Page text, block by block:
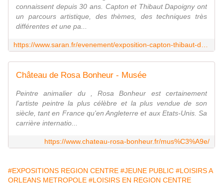
connaissent depuis 30 ans. Capton et Thibaut Dapoigny ont
un parcours artistique, des thèmes, des techniques très
différentes et une pa...
Château de Rosa Bonheur - Musée
Peintre animalier du , Rosa Bonheur est certainement
l'artiste peintre la plus célèbre et la plus vendue de son
siècle, tant en France qu'en Angleterre et aux Etats-Unis. Sa
carrière internatio...
https://www.chateau-rosa-bonheur.fr/mus%C3%A9e/
#EXPOSITIONS REGION CENTRE #JEUNE PUBLIC #LOISIRS A
ORLEANS METROPOLE #LOISIRS EN REGION CENTRE